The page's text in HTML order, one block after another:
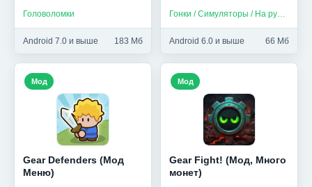
Головоломки
Android 7.0 и выше 183 Мб
Гонки / Симуляторы / На русском
Android 6.0 и выше 66 Мб
Gear Defenders (Мод
Меню)
Мод
Gear Fight! (Мод, Много
монет)
Мод